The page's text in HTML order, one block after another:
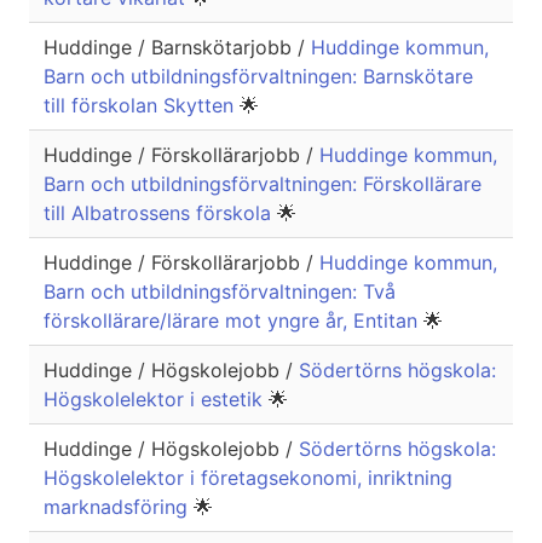
Huddinge / Barnskötarjobb / Huddinge kommun,
Barn och utbildningsförvaltningen: Barnskötare
till förskolan Skytten 🌟
Huddinge / Förskollärarjobb / Huddinge kommun,
Barn och utbildningsförvaltningen: Förskollärare
till Albatrossens förskola 🌟
Huddinge / Förskollärarjobb / Huddinge kommun,
Barn och utbildningsförvaltningen: Två
förskollärare/lärare mot yngre år, Entitan 🌟
Huddinge / Högskolejobb / Södertörns högskola:
Högskolelektor i estetik 🌟
Huddinge / Högskolejobb / Södertörns högskola:
Högskolelektor i företagsekonomi, inriktning
marknadsföring 🌟